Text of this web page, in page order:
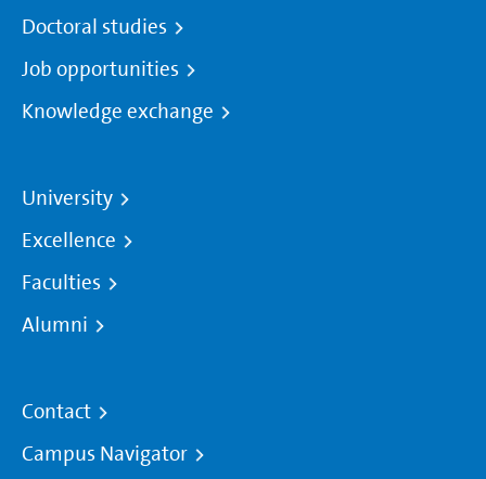
Doctoral studies
Job opportunities
Knowledge exchange
University
Excellence
Faculties
Alumni
Contact
Campus Navigator